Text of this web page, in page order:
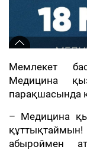
Мемлекет
Медицина
парақшасында
– Медицина
абыроймен